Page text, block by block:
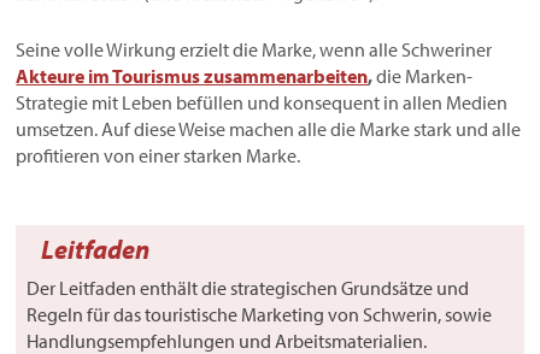
Seine volle Wirkung erzielt die Marke, wenn alle Schweriner
Akteure im Tourismus zusammenarbeiten,die Marken-
Strategie mit Leben befüllen und konsequent in allen Medien
umsetzen. Auf diese Weise machen alle die Marke stark und alle
profitieren von einer starken Marke.
Leitfaden
Der Leitfaden enthält die strategischen Grundsätze und
Regeln für das touristische Marketing von Schwerin, sowie
Handlungsempfehlungen und Arbeitsmaterialien.